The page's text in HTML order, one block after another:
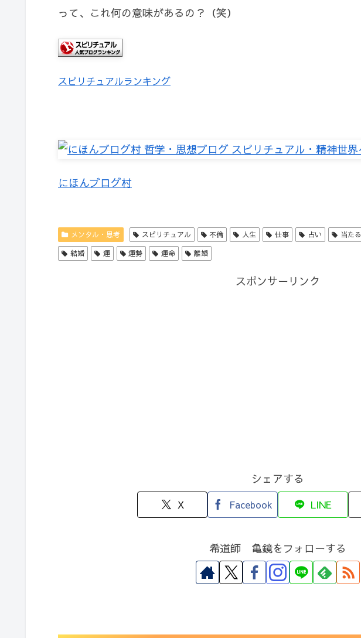
って、これ何の意味があるの？（笑）
スピリチュアルランキング
にほんブログ村
メンタル・思考 スピリチュアル 不倫 人生 仕事 占い 当たる
結婚
運 運勢 運命 離婚
スポンサーリンク
シェアする
X Facebook LINE
希道師 亀鏡をフォローする